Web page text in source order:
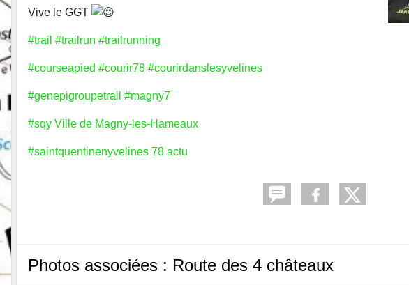
Vive le GGT
#trail #trailrun #trailrunning
#courseapied #courir78 #courirdanslesyvelines
#genepigroupetrail #magny7
#sqy Ville de Magny-les-Hameaux
#saintquentinenyvelines 78 actu
Photos associées : Route des 4 châteaux